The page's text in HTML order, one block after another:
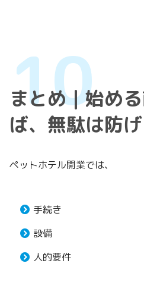
まとめ｜始め
ば、無駄は防
ペットホテル開業では、
手続き
設備
人的要件